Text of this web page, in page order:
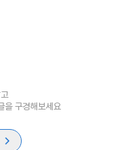
을 구경해보세요